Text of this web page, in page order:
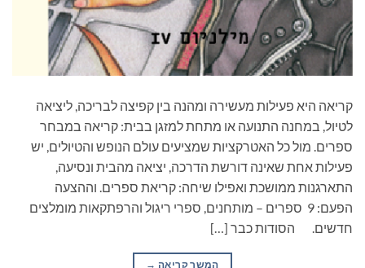
קריאה היא פעילות מעשירה ומהנה בין קפיצה לבריכה, ליציאה
לטיול, במחנה התנועה או מתחת למזגן בבית: קריאה במבחר
ספרים. מול כל האטרקציות שמציעים עולם הנופש והטיולים, יש
פעילות אחת שאינה דורשת הדרכה, יציאה מהבית ונסיעה,
התארגנות ממושכת ואפילו שיחה: קריאת ספרים. וההצעה
הפעם: 9 ספרים – מותחנים, ספרי ריגול והרפתקאות מומלצים
חדשים. הסודות כבר […]
המשך קריאה →